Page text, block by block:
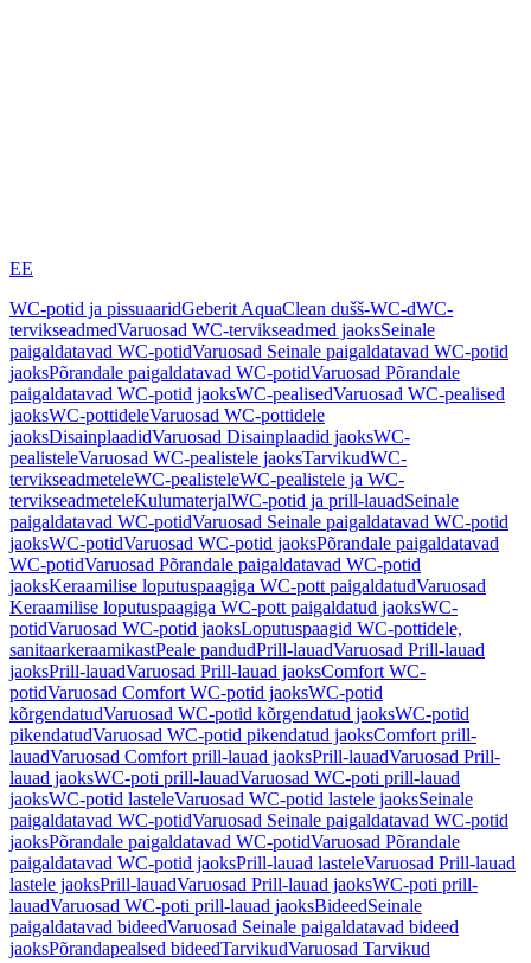
EE
WC-potid ja pissuaaridGeberit AquaClean dušš-WC-dWC-
tervikseadmedVaruosad WC-tervikseadmed jaoksSeinale
paigaldatavad WC-potidVaruosad Seinale paigaldatavad WC-potid
jaoksPõrandale paigaldatavad WC-potidVaruosad Põrandale
paigaldatavad WC-potid jaoksWC-pealisedVaruosad WC-pealised
jaoksWC-pottideleVaruosad WC-pottidele
jaoksDisainplaadidVaruosad Disainplaadid jaoksWC-
pealisteleVaruosad WC-pealistele jaoksTarvikudWC-
tervikseadmeteleWC-pealisteleWC-pealistele ja WC-
tervikseadmeteleKulumaterjalWC-potid ja prill-lauadSeinale
paigaldatavad WC-potidVaruosad Seinale paigaldatavad WC-potid
jaoksWC-potidVaruosad WC-potid jaoksPõrandale paigaldatavad
WC-potidVaruosad Põrandale paigaldatavad WC-potid
jaoksKeraamilise loputuspaagiga WC-pott paigaldatudVaruosad
Keraamilise loputuspaagiga WC-pott paigaldatud jaoksWC-
potidVaruosad WC-potid jaoksLoputuspaagid WC-pottidele,
sanitaarkeraamikastPeale pandudPrill-lauadVaruosad Prill-lauad
jaoksPrill-lauadVaruosad Prill-lauad jaoksComfort WC-
potidVaruosad Comfort WC-potid jaoksWC-potid
kõrgendatudVaruosad WC-potid kõrgendatud jaoksWC-potid
pikendatudVaruosad WC-potid pikendatud jaoksComfort prill-
lauadVaruosad Comfort prill-lauad jaoksPrill-lauadVaruosad Prill-
lauad jaoksWC-poti prill-lauadVaruosad WC-poti prill-lauad
jaoksWC-potid lasteleVaruosad WC-potid lastele jaoksSeinale
paigaldatavad WC-potidVaruosad Seinale paigaldatavad WC-potid
jaoksPõrandale paigaldatavad WC-potidVaruosad Põrandale
paigaldatavad WC-potid jaoksPrill-lauad lasteleVaruosad Prill-lauad
lastele jaoksPrill-lauadVaruosad Prill-lauad jaoksWC-poti prill-
lauadVaruosad WC-poti prill-lauad jaoksBideedSeinale
paigaldatavad bideedVaruosad Seinale paigaldatavad bideed
jaoksPõrandapealsed bideedTarvikudVaruosad Tarvikud